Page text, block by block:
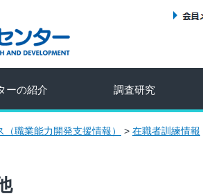
ーの紹介 調査研究
（職業能力開発支援情報） > 在職者訓練情報